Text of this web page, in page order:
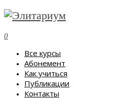
0
Все курсы
Абонемент
Как учиться
Публикации
Контакты